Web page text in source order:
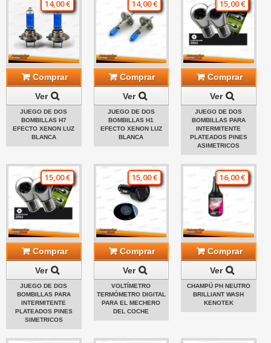
14,00 €
Comprar
Ver
JUEGO DE DOS
BOMBILLAS H7
EFECTO XENON LUZ
BLANCA
14,00 €
Comprar
Ver
JUEGO DE DOS
BOMBILLAS H1
EFECTO XENON LUZ
BLANCA
15,00 €
Comprar
Ver
JUEGO DE DOS
BOMBILLAS PARA
INTERMITENTE
PLATEADOS PINES
ASIMETRICOS
15,00 €
Comprar
Ver
JUEGO DE DOS
BOMBILLAS PARA
INTERMITENTE
PLATEADOS PINES
SIMETRICOS
15,00 €
Comprar
Ver
VOLTÍMETRO
TERMÓMETRO DIGITAL
PARA EL MECHERO
DEL COCHE
16,00 €
Comprar
Ver
CHAMPÚ PH NEUTRO
BRILLIANT WASH
KENOTEK